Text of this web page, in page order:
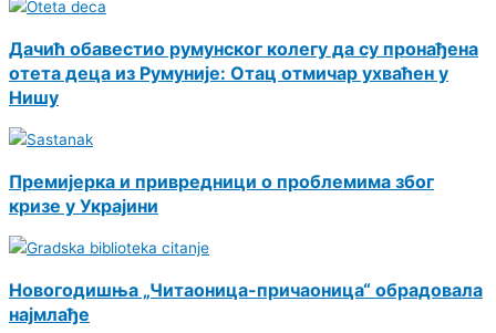
Дачић обавестио румунског колегу да су пронађена
отета деца из Румуније: Отац отмичар ухваћен у
Нишу
Премијерка и привредници о проблемима због
кризе у Украјини
Новогодишња „Читаоница-причаоница“ обрадовала
најмлађе